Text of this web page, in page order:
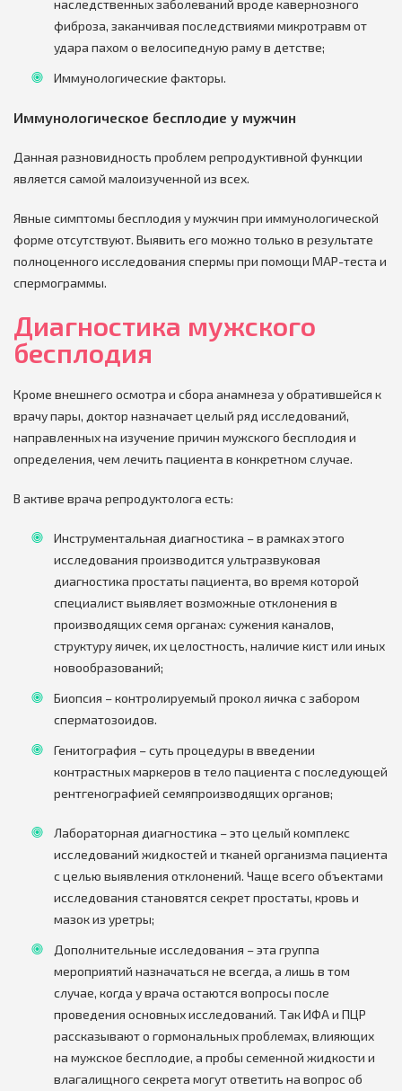
наследственных заболеваний вроде кавернозного
фиброза, заканчивая последствиями микротравм от
удара пахом о велосипедную раму в детстве;
Иммунологические факторы.
Иммунологическое бесплодие у мужчин
Данная разновидность проблем репродуктивной функции
является самой малоизученной из всех.
Явные симптомы бесплодия у мужчин при иммунологической
форме отсутствуют. Выявить его можно только в результате
полноценного исследования спермы при помощи МАР-теста и
спермограммы.
Диагностика мужского
бесплодия
Кроме внешнего осмотра и сбора анамнеза у обратившейся к
врачу пары, доктор назначает целый ряд исследований,
направленных на изучение причин мужского бесплодия и
определения, чем лечить пациента в конкретном случае.
В активе врача репродуктолога есть:
Инструментальная диагностика – в рамках этого
исследования производится ультразвуковая
диагностика простаты пациента, во время которой
специалист выявляет возможные отклонения в
производящих семя органах: сужения каналов,
структуру яичек, их целостность, наличие кист или иных
новообразований;
Биопсия – контролируемый прокол яичка с забором
сперматозоидов.
Генитография – суть процедуры в введении
контрастных маркеров в тело пациента с последующей
рентгенографией семяпроизводящих органов;
Лабораторная диагностика – это целый комплекс
исследований жидкостей и тканей организма пациента
с целью выявления отклонений. Чаще всего объектами
исследования становятся секрет простаты, кровь и
мазок из уретры;
Дополнительные исследования – эта группа
мероприятий назначаться не всегда, а лишь в том
случае, когда у врача остаются вопросы после
проведения основных исследований. Так ИФА и ПЦР
рассказывают о гормональных проблемах, влияющих
на мужское бесплодие, а пробы семенной жидкости и
влагалищного секрета могут ответить на вопрос об